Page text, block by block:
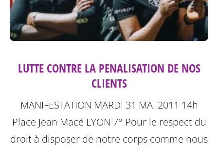
LUTTE CONTRE LA PENALISATION DE NOS
CLIENTS
MANIFESTATION MARDI 31 MAI 2011 14h
Place Jean Macé LYON 7° Pour le respect du
droit à disposer de notre corps comme nous